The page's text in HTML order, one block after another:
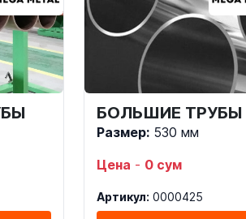
БОЛЬШИЕ ТРУБЫ
Размер: 530 мм
Цена - 0 сум
Артикул: 0000425